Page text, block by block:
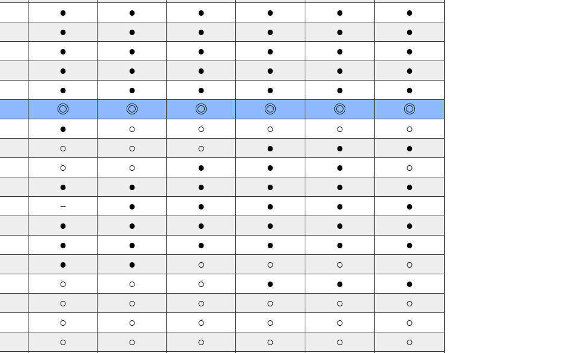
● ● ● ● ● ●
● ● ● ● ● ●
● ● ● ● ● ●
● ● ● ● ● ●
● ● ● ● ● ●
◎ ◎ ◎ ◎ ◎ ◎
● ○ ○ ○ ○ ○
○ ○ ○ ● ● ●
○ ○ ● ● ● ○
● ● ● ● ● ●
－ ● ● ● ● ●
● ● ● ● ● ●
● ● ● ● ● ●
● ● ○ ○ ○ ○
○ ○ ○ ● ● ●
○ ○ ○ ○ ○ ○
○ ○ ○ ○ ○ ○
○ ○ ○ ○ ○ ○